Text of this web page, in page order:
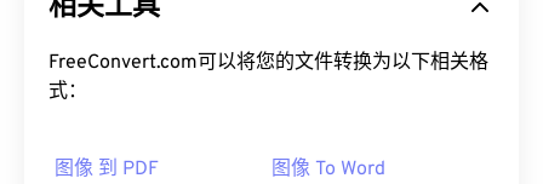
相关工具
FreeConvert.com可以将您的文件转换为以下相关格
式：
图像 到 PDF 图像 To Word